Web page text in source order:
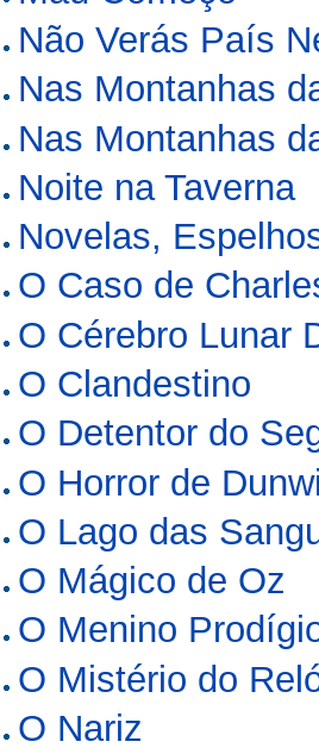
Não Verás País
Nas Montanhas
Nas Montanhas
Noite na Taverna
Novelas,
O Caso de
O Cérebro Lunar
O Clandestino
O Detentor do
O Horror de
O Lago das
O Mágico de Oz
O Menino
O Mistério do
O Nariz